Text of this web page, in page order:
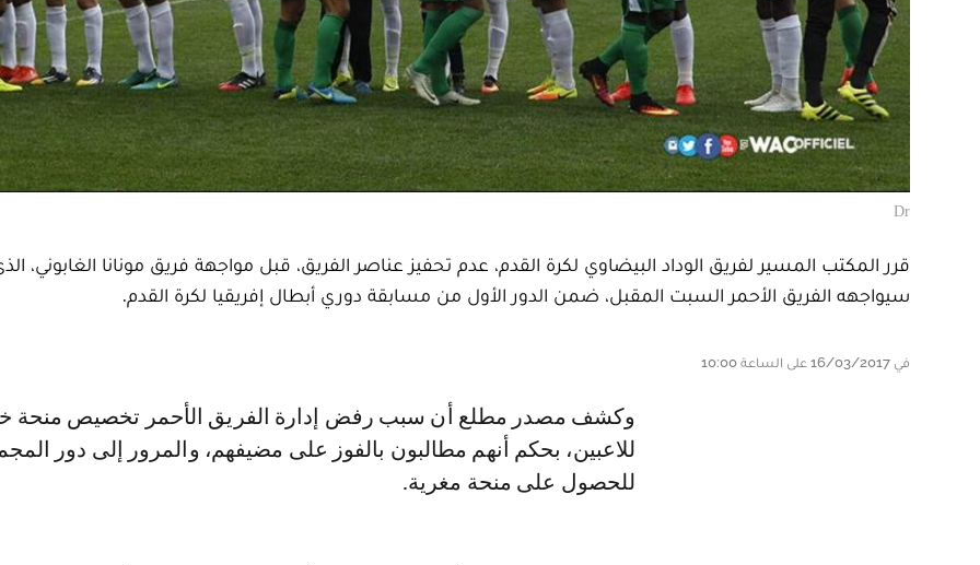
Dr
قرر المكتب المسير لفريق الوداد البيضاوي لكرة القدم، عدم تحفيز عناصر الفريق، قبل مواجهة فريق مونانا الغابوني،
سيواجهه الفريق الأحمر السبت المقبل، ضمن الدور الأول من مسابقة دوري أبطال إفريقيا لكرة القدم.
في 16/03/2017 على الساعة 10:00
وكشف مصدر مطلع أن سبب رفض إدارة الفريق الأحمر تخصيص منحة خاصة
للاعبين، بحكم أنهم مطالبون بالفوز على مضيفهم، والمرور إلى دور
للحصول على منحة مغرية.